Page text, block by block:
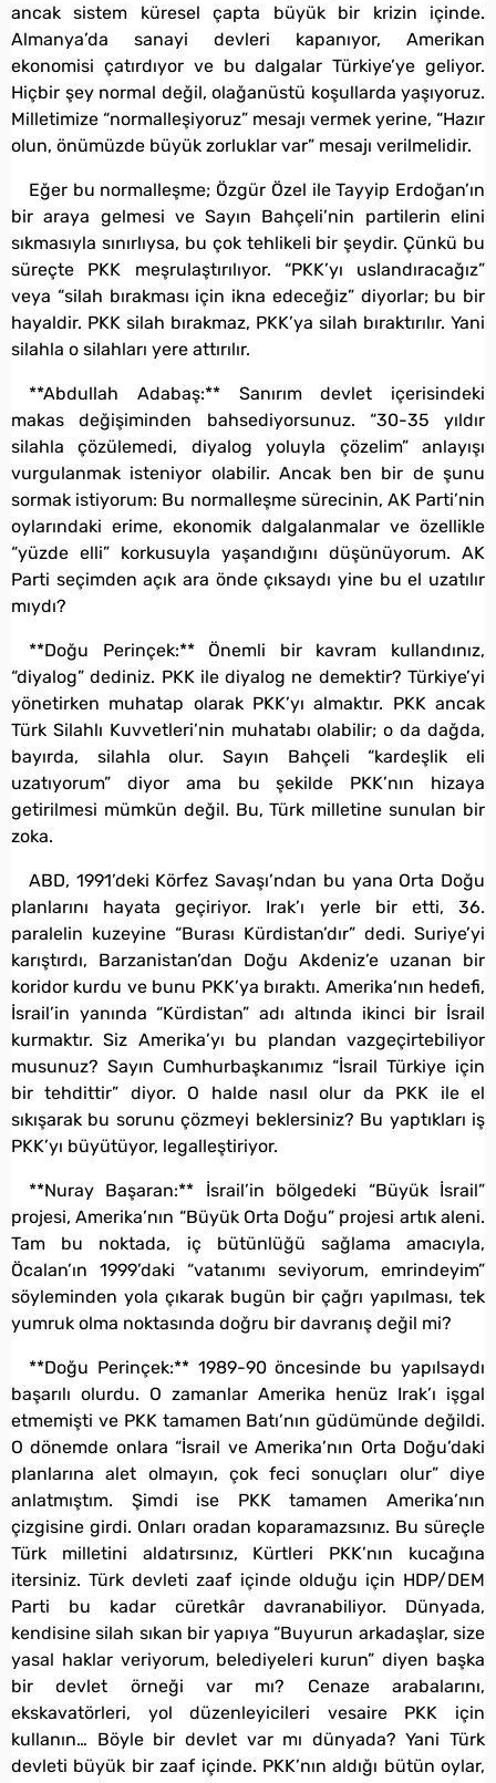
ancak sistem küresel çapta büyük bir krizin içinde.
Almanya’da sanayi devleri kapanıyor, Amerikan
ekonomisi çatırdıyor ve bu dalgalar Türkiye’ye geliyor.
Hiçbir şey normal değil, olağanüstü koşullarda yaşıyoruz.
Milletimize “normalleşiyoruz” mesajı vermek yerine, “Hazır
olun, önümüzde büyük zorluklar var” mesajı verilmelidir.
Eğer bu normalleşme; Özgür Özel ile Tayyip Erdoğan’ın
bir araya gelmesi ve Sayın Bahçeli’nin partilerin elini
sıkmasıyla sınırlıysa, bu çok tehlikeli bir şeydir. Çünkü bu
süreçte PKK meşrulaştırılıyor. “PKK’yı uslandıracağız”
veya “silah bırakması için ikna edeceğiz” diyorlar; bu bir
hayaldir. PKK silah bırakmaz, PKK’ya silah bıraktırılır. Yani
silahla o silahları yere attırılır.
**Abdullah Adabaş:** Sanırım devlet içerisindeki
makas değişiminden bahsediyorsunuz. “30-35 yıldır
silahla çözülemedi, diyalog yoluyla çözelim” anlayışı
vurgulanmak isteniyor olabilir. Ancak ben bir de şunu
sormak istiyorum: Bu normalleşme sürecinin, AK Parti’nin
oylarındaki erime, ekonomik dalgalanmalar ve özellikle
“yüzde elli” korkusuyla yaşandığını düşünüyorum. AK
Parti seçimden açık ara önde çıksaydı yine bu el uzatılır
mıydı?
**Doğu Perinçek:** Önemli bir kavram kullandınız,
“diyalog” dediniz. PKK ile diyalog ne demektir? Türkiye’yi
yönetirken muhatap olarak PKK’yı almaktır. PKK ancak
Türk Silahlı Kuvvetleri’nin muhatabı olabilir; o da dağda,
bayırda, silahla olur. Sayın Bahçeli “kardeşlik eli
uzatıyorum” diyor ama bu şekilde PKK’nın hizaya
getirilmesi mümkün değil. Bu, Türk milletine sunulan bir
zoka.
ABD, 1991’deki Körfez Savaşı’ndan bu yana Orta Doğu
planlarını hayata geçiriyor. Irak’ı yerle bir etti, 36.
paralelin kuzeyine “Burası Kürdistan’dır” dedi. Suriye’yi
karıştırdı, Barzanistan’dan Doğu Akdeniz’e uzanan bir
koridor kurdu ve bunu PKK’ya bıraktı. Amerika’nın hedefi,
İsrail’in yanında “Kürdistan” adı altında ikinci bir İsrail
kurmaktır. Siz Amerika’yı bu plandan vazgeçirtebiliyor
musunuz? Sayın Cumhurbaşkanımız “İsrail Türkiye için
bir tehdittir” diyor. O halde nasıl olur da PKK ile el
sıkışarak bu sorunu çözmeyi beklersiniz? Bu yaptıkları iş
PKK’yı büyütüyor, legalleştiriyor.
**Nuray Başaran:** İsrail’in bölgedeki “Büyük İsrail”
projesi, Amerika’nın “Büyük Orta Doğu” projesi artık aleni.
Tam bu noktada, iç bütünlüğü sağlama amacıyla,
Öcalan’ın 1999’daki “vatanımı seviyorum, emrindeyim”
söyleminden yola çıkarak bugün bir çağrı yapılması, tek
yumruk olma noktasında doğru bir davranış değil mi?
**Doğu Perinçek:** 1989-90 öncesinde bu yapılsaydı
başarılı olurdu. O zamanlar Amerika henüz Irak’ı işgal
etmemişti ve PKK tamamen Batı’nın güdümünde değildi.
O dönemde onlara “İsrail ve Amerika’nın Orta Doğu’daki
planlarına alet olmayın, çok feci sonuçları olur” diye
anlatmıştım. Şimdi ise PKK tamamen Amerika’nın
çizgisine girdi. Onları oradan koparamazsınız. Bu süreçle
Türk milletini aldatırsınız, Kürtleri PKK’nın kucağına
itersiniz. Türk devleti zaaf içinde olduğu için HDP/DEM
Parti bu kadar cüretkâr davranabiliyor. Dünyada,
kendisine silah sıkan bir yapıya “Buyurun arkadaşlar, size
yasal haklar veriyorum, belediyeleri kurun” diyen başka
bir devlet örneği var mı? Cenaze arabalarını,
ekskavatörleri, yol düzenleyicileri vesaire PKK için
kullanın… Böyle bir devlet var mı dünyada? Yani Türk
devleti büyük bir zaaf içinde. PKK’nın aldığı bütün oylar,